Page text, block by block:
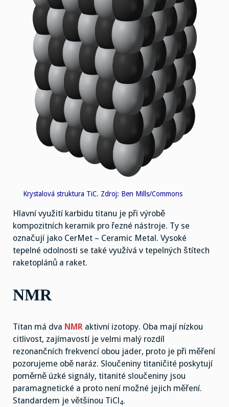
Krystalová struktura TiC. Zdroj: Ben Mills/Commons
Hlavní využití karbidu titanu je při výrobě
kompozitních keramik pro řezné nástroje. Ty se
označují jako CerMet – Ceramic Metal. Vysoké
tepelné odolnosti se také využívá v tepelných štítech
raketoplánů a raket.
NMR
Titan má dva NMR aktivní izotopy. Oba mají nízkou
citlivost, zajímavostí je velmi malý rozdíl
rezonančních frekvencí obou jader, proto je při měření
pozorujeme obě naráz. Sloučeniny titaničité poskytují
poměrně úzké signály, titanité sloučeniny jsou
paramagnetické a proto není možné jejich měření.
Standardem je většinou TiCl4.